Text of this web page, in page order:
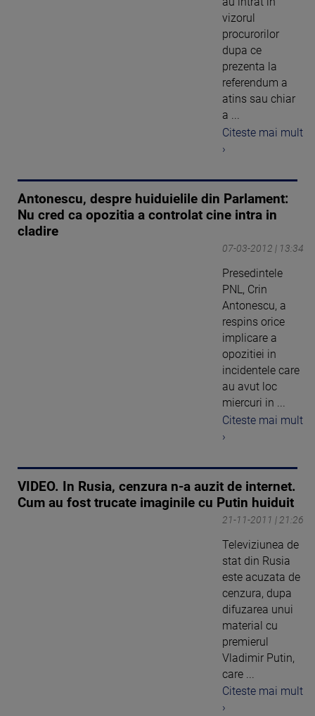
vizorul
procurorilor
dupa ce
prezenta la
referendum a
atins sau chiar
a ...
Citeste mai mult
›
Antonescu, despre huiduielile din Parlament:
Nu cred ca opozitia a controlat cine intra in
cladire
07-03-2012 | 13:34
Presedintele
PNL, Crin
Antonescu, a
respins orice
implicare a
opozitiei in
incidentele care
au avut loc
miercuri in ...
Citeste mai mult
›
VIDEO. In Rusia, cenzura n-a auzit de internet.
Cum au fost trucate imaginile cu Putin huiduit
21-11-2011 | 21:26
Televiziunea de
stat din Rusia
este acuzata de
cenzura, dupa
difuzarea unui
material cu
premierul
Vladimir Putin,
care ...
Citeste mai mult
›